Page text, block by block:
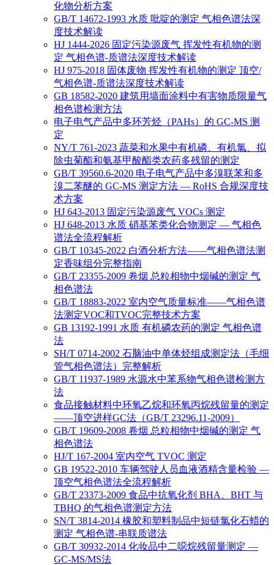
化物分析方案
GB/T 14672-1993 水质 吡啶的测定 气相色谱法深
度技术解读
HJ 1444-2026 固定污染源废气 挥发性有机物的测
定 气相色谱-质谱法深度技术解读
HJ 975-2018 固体废物 挥发性有机物的测定 顶空/
气相色谱-质谱法深度技术解读
GB 18582-2020 建筑用墙面涂料中有害物质限量气
相色谱检测方法
电子电气产品中多环芳烃（PAHs）的 GC-MS 测
定
NY/T 761-2023 蔬菜和水果中有机磷、有机氯、拟
除虫菊酯和氨基甲酸酯类农药多残留的测定
GB/T 39560.6-2020 电子电气产品中多溴联苯和多
溴二苯醚的 GC-MS 测定方法 — RoHS 合规深度技
术方案
HJ 643-2013 固定污染源废气 VOCs 测定
HJ 648-2013 水质 硝基苯类化合物测定 — 气相色
谱法全流程解析
GB/T 10345-2022 白酒分析方法——气相色谱法测
定香味组分完整指南
GB/T 23355-2009 卷烟 总粒相物中烟碱的测定 气
相色谱法
GB/T 18883-2022 室内空气质量标准——气相色谱
法测定VOC和TVOC完整技术方案
GB 13192-1991 水质 有机磷农药的测定 气相色谱
法
SH/T 0714-2002 石脑油中单体烃组成测定法（毛细
管气相色谱法）完整解析
GB/T 11937-1989 水源水中苯系物气相色谱检测方
法
食品接触材料中环氧乙烷和环氧丙烷残留量的测定
——顶空进样GC法（GB/T 23296.11-2009）
GB/T 19609-2008 卷烟 总粒相物中烟碱的测定 气
相色谱法
HJ/T 167-2004 室内空气 TVOC 测定
GB 19522-2010 车辆驾驶人员血液酒精含量检验 —
顶空气相色谱法全流程解析
GB/T 23373-2009 食品中抗氧化剂 BHA、BHT 与
TBHQ 的气相色谱测定方法
SN/T 3814-2014 橡胶和塑料制品中短链氯化石蜡的
测定 气相色谱-串联质谱法
GB/T 30932-2014 化妆品中二噁烷残留量测定 —
GC-MS/MS法